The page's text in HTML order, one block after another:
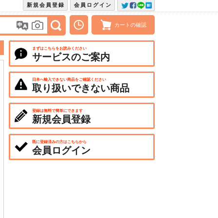
会員ログイン
新規会員登録
カートの確認
まずはこちらをお読みください
サービスのご案内
日本へ輸入できない商品をご確認ください
取り扱いできない商品
登録は無料で簡単にできます
新規会員登録
既に登録済みの方はこちらから
会員ログイン